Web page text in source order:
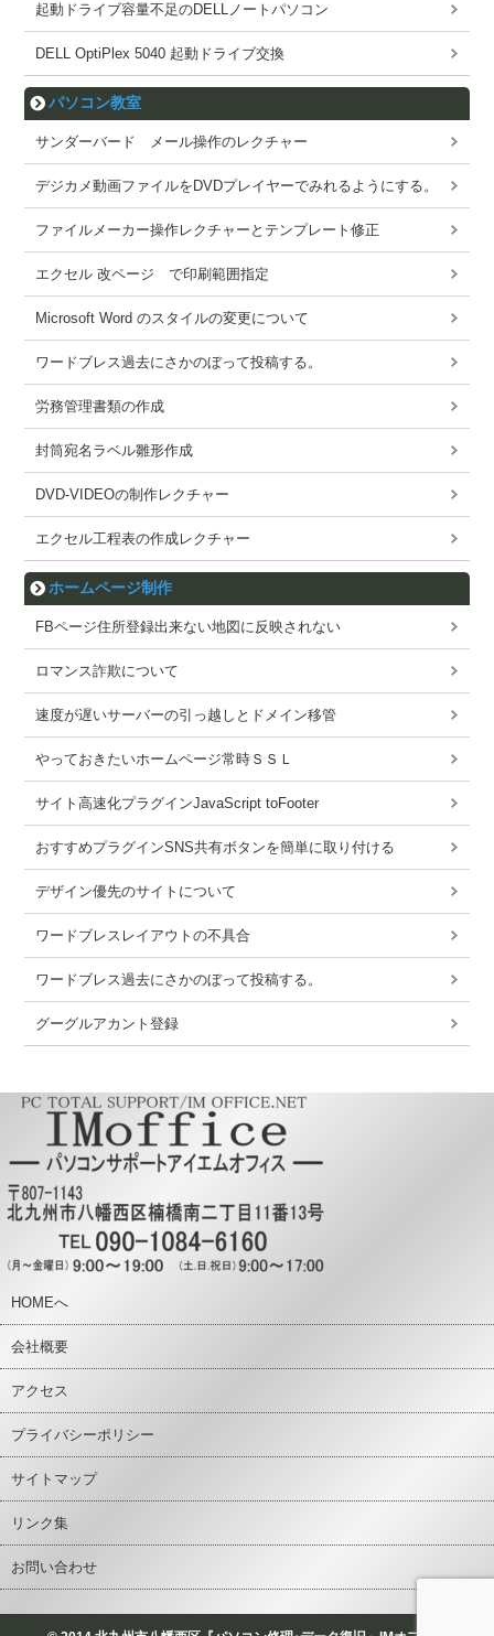
起動ドライブ容量不足のDELLノートパソコン
DELL OptiPlex 5040 起動ドライブ交換
パソコン教室
サンダーバード メール操作のレクチャー
デジカメ動画ファイルをDVDプレイヤーでみれるようにする。
ファイルメーカー操作レクチャーとテンプレート修正
エクセル 改ページ で印刷範囲指定
Microsoft Word のスタイルの変更について
ワードブレス過去にさかのぼって投稿する。
労務管理書類の作成
封筒宛名ラベル雛形作成
DVD-VIDEOの制作レクチャー
エクセル工程表の作成レクチャー
ホームページ制作
FBページ住所登録出来ない地図に反映されない
ロマンス詐欺について
速度が遅いサーバーの引っ越しとドメイン移管
やっておきたいホームページ常時ＳＳＬ
サイト高速化プラグインJavaScript toFooter
おすすめプラグインSNS共有ボタンを簡単に取り付ける
デザイン優先のサイトについて
ワードブレスレイアウトの不具合
ワードブレス過去にさかのぼって投稿する。
グーグルアカント登録
HOMEへ
会社概要
アクセス
プライバシーポリシー
サイトマップ
リンク集
お問い合わせ